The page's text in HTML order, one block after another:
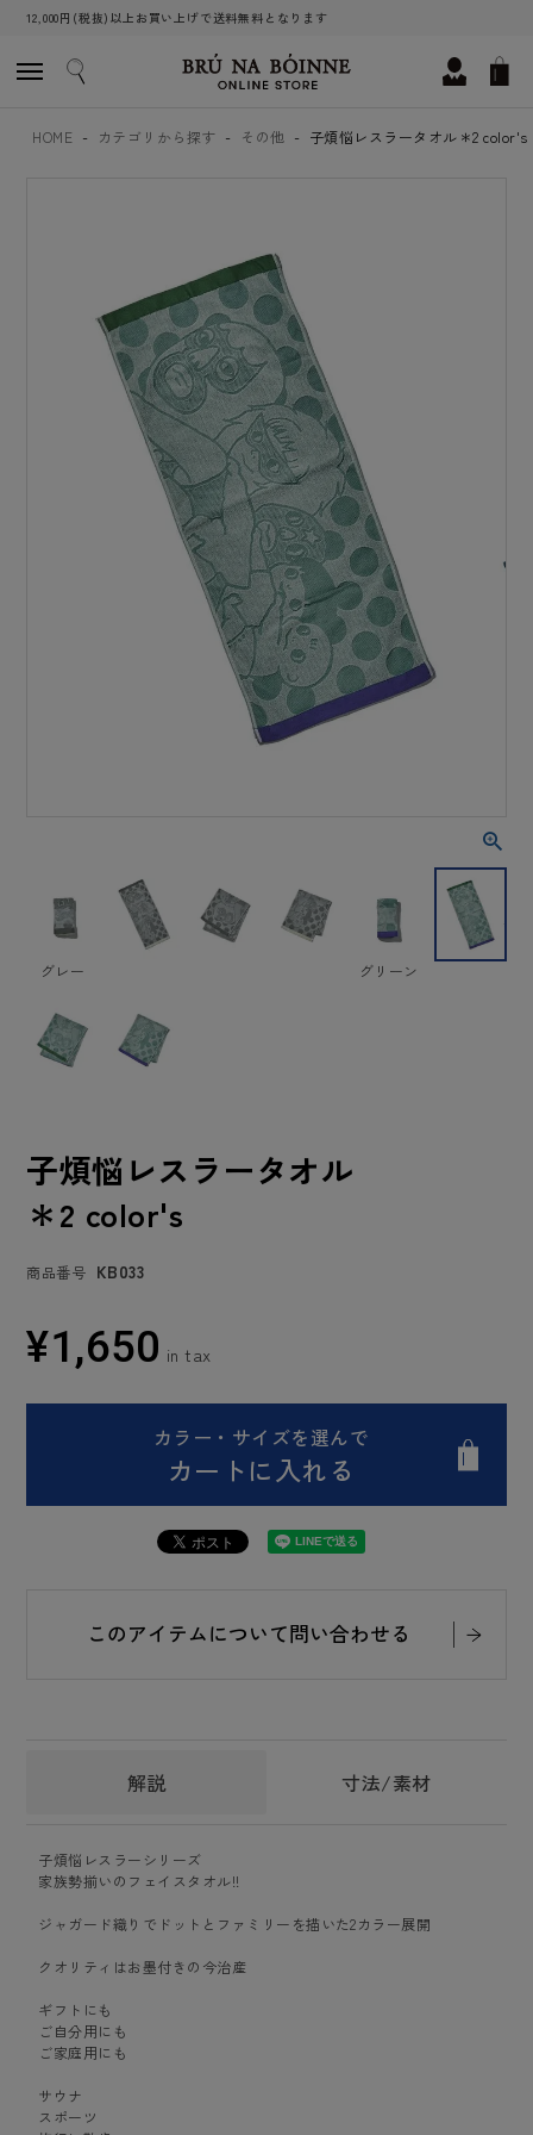
12,000円(税抜)以上お買い上げで送料無料となります
HOME カテゴリから探す その他 子煩悩レスラータオル＊2 color's
グレー グリーン
子煩悩レスラータオル
＊2 color's
商品番号 KB033
¥1,650
カラー・サイズを選んで
カートに入れる
このアイテムについて問い合わせる
解説 寸法/素材
子煩悩レスラーシリーズ
家族勢揃いのフェイスタオル!!
ジャガード織りでドットとファミリーを描いた2カラー展開
クオリティはお墨付きの今治産
ギフトにも
ご自分用にも
ご家庭用にも
サウナ
スポーツ